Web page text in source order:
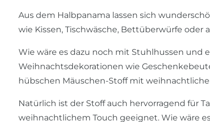
Aus dem Halbpanama lassen sich
wie Kissen, Tischwäsche, Bettüberwürfe oder
Wie wäre es dazu noch mit Stuhlhussen und
Weihnachtsdekorationen wie
hübschen Mäuschen-Stoff mit
Natürlich ist der Stoff auch hervorragend für
weihnachtlichem Touch geeignet. Wie wäre